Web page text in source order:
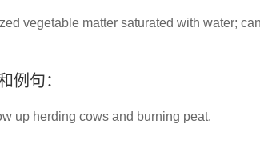
vegetable matter saturated with water;
例句：
up herding cows and burning peat.